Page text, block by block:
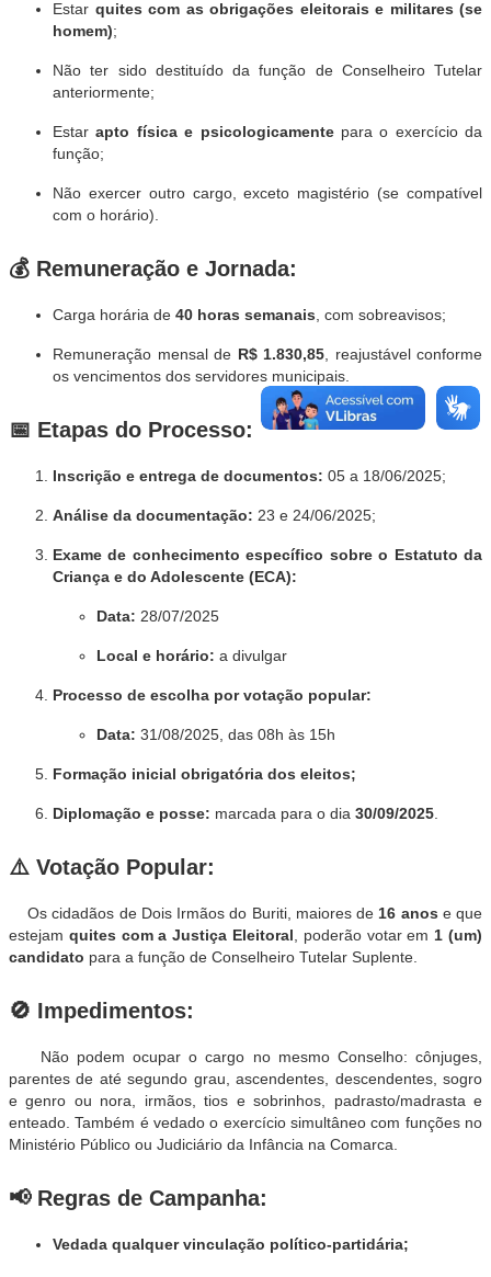
Estar quites com as obrigações eleitorais e militares (se
homem);
Não ter sido destituído da função de Conselheiro Tutelar
anteriormente;
Estarapto física e psicologicamentepara o exercício da
função;
Não exercer outro cargo, exceto magistério (se compatível
com o horário).
💰 Remuneração e Jornada:
Carga horária de 40 horas semanais , com sobreavisos;
Remuneração mensal de R$ 1.830,85 , reajustável conforme
os vencimentos dos servidores municipais.
📅 Etapas do Processo:
Inscrição e entrega de documentos: 05 a 18/06/2025;
Análise da documentação: 23 e 24/06/2025;
Exame de conhecimento específico sobre o Estatuto da
Criança e do Adolescente (ECA):
Data: 28/07/2025
Local e horário: a divulgar
Processo de escolha por votação popular:
Data: 31/08/2025, das 08h às 15h
Formação inicial obrigatória dos eleitos;
Diplomação e posse: marcada para o dia 30/09/2025
⚠️ Votação Popular:
Os cidadãos de Dois Irmãos do Buriti, maiores de 16 anos e que
estejam quites com a Justiça Eleitoral , poderão votar em 1 (um)
candidato para a função de Conselheiro Tutelar Suplente.
🚫 Impedimentos:
Não podem ocupar o cargo no mesmo Conselho: cônjuges,
parentes de até segundo grau, ascendentes, descendentes, sogro
e genro ou nora, irmãos, tios e sobrinhos, padrasto/madrasta e
enteado. Também é vedado o exercício simultâneo com funções no
Ministério Público ou Judiciário da Infância na Comarca.
📢 Regras de Campanha:
Vedada qualquer vinculação político-partidária;